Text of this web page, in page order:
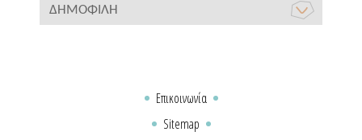
ΔΗΜΟΦΙΛΉ
Επικοινωνία
Sitemap